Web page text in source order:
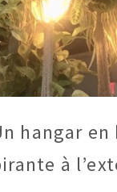
hangar
à